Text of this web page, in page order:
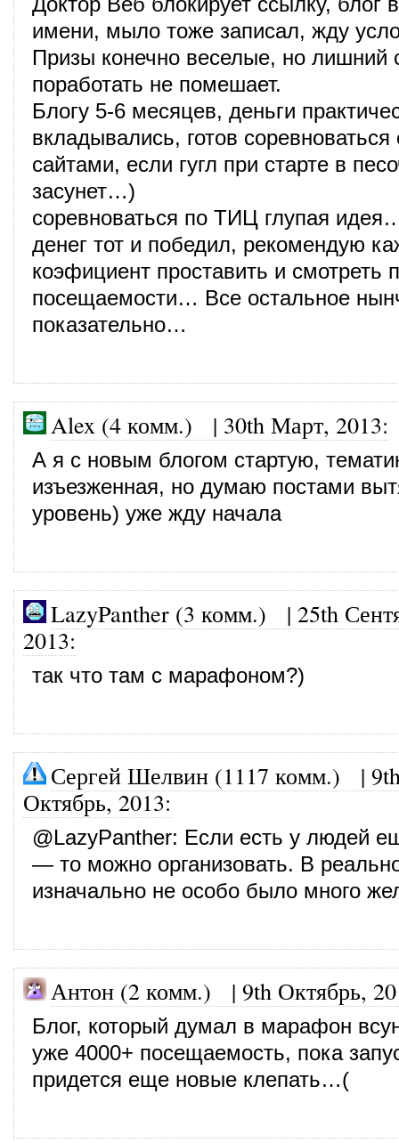
имени, мыло тоже записал, жду
Призы конечно веселые, но лишний
поработать не помешает.
Блогу 5-6 месяцев, деньги
вкладывались, готов
сайтами, если гугл при старте в
засунет…)
соревноваться по ТИЦ глупая
денег тот и победил, рекомендую
коэфициент проставить и смотреть
посещаемости… Все остальное
показательно…
Alex (4 комм.) | 30th Март, 2013:
А я с новым блогом стартую,
изъезженная, но думаю постами
уровень) уже жду начала
LazyPanther (3 комм.) | 25th
2013:
так что там с марафоном?)
Сергей Шелвин (1117 комм.) |
Октябрь, 2013:
@LazyPanther: Если есть у людей
— то можно организовать. В
изначально не особо было много
Антон (2 комм.) | 9th Октябрь,
Блог, который думал в марафон
уже 4000+ посещаемость, пока
придется еще новые клепать…(